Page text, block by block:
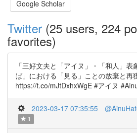
Google Scholar
Twitter (25 users, 224
favorites)
「三好文夫と「アイヌ」・「和人」表
ば」における「見る」ことの放棄と再
https://t.co/mJtDxhxWgE #アイヌ
2023-03-17 07:35:55
1